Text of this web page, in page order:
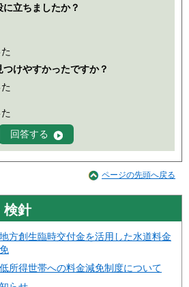
立ちましたか？
けやすかったですか？
ページの先頭へ戻る
検針
方創生臨時交付金を活用した水道料金
所得世帯への料金減免制度について